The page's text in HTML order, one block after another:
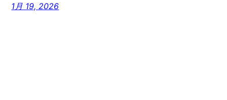
1月 19, 2026